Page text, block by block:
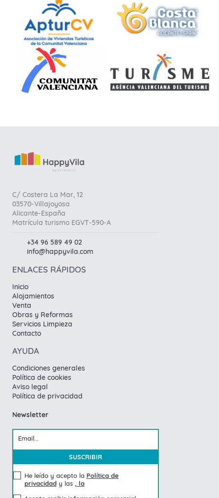
C/ Costera La Mar, 12
03570-Villajoyosa
Alicante-España
Matrícula turismo EGVT-590-A
+34 96 589 49 02
info@happyvila.com
ENLACES RÁPIDOS
Inicio
Alojamientos
Venta
Obras y Reformas
Servicios Limpieza
Contacto
AYUDA
Condiciones generales
Política de cookies
Aviso legal
Política de privacidad
Newsletter
He leído y acepto la Política de
privacidady las
, la